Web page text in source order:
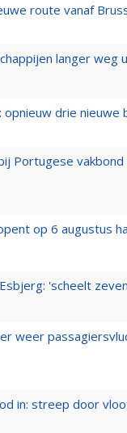
route vanaf
langer weg
drie nieuwe
Portugese
op 6 augustus
'scheelt
weer
in: streep door